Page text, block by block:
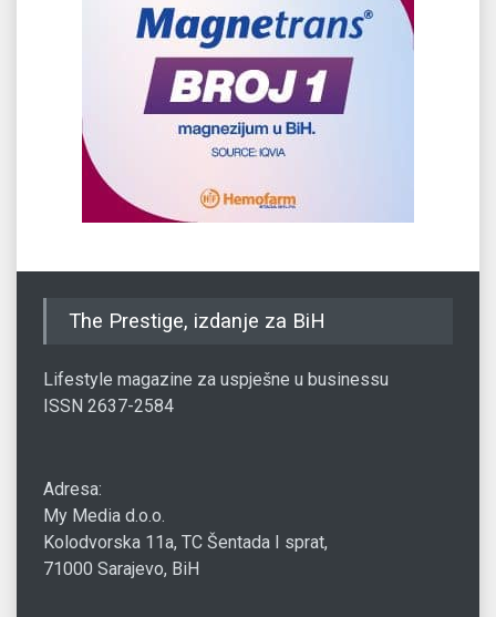
The Prestige, izdanje za BiH
Lifestyle magazine za uspješne u businessu
ISSN 2637-2584
Adresa:
My Media d.o.o.
Kolodvorska 11a, TC Šentada I sprat,
71000 Sarajevo, BiH